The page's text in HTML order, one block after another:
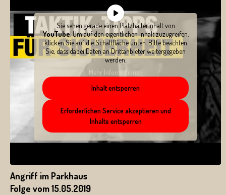
Sie sehen gerade einen Platzhalterinhalt von
YouTube. Um auf den eigentlichen Inhalt zuzugreifen,
klicken Sie auf die Schaltfläche unten. Bitte beachten
Sie, dass dabei Daten an Drittanbieter weitergegeben
werden.
Mehr Informationen
Inhalt entsperren
Erforderlichen Service akzeptieren und
Inhalte entsperren
Angriff im Parkhaus
Folge vom 15.05.2019